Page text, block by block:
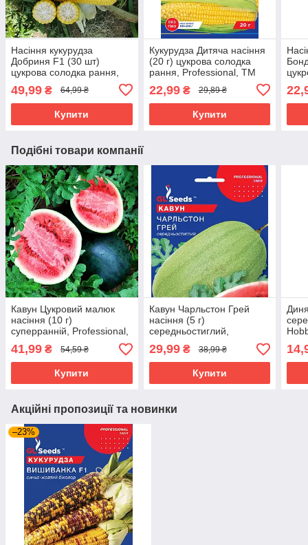
Насіння кукурудза
Добриня F1 (30 шт)
цукрова солодка рання,
Professional, TM GL Seeds
49,99 ₴ 64,99 ₴
Купити
Кукурудза Дитяча насіння
(20 г) цукрова солодка
рання, Professional, TM
22,99₴ 29,89 ₴
Купити
TM
Подібні товари компанії
Кавун Цукровий малюк
насіння (10 г)
суперранній, Professional,
TM GL Seeds
41,99 ₴ 54,59 ₴
Купити
Кавун Чарльстон Грей
насіння (5 г)
середньостиглий,
Professional, TM GL Seeds
29,99₴ 38,99 ₴
Купити
Акційні пропозиції та новинки
–23%